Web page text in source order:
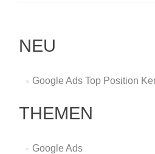
NEU
Google Ads Top Position
THEMEN
Google Ads